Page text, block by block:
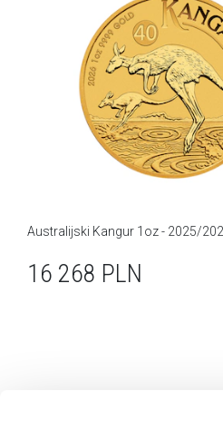
Australijski Kangur 1oz - 2025/
16 268 PLN